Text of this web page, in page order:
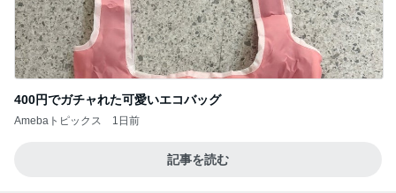
400円でガチャれた可愛いエコバッグ
Amebaトピックス 1日前
記事を読む